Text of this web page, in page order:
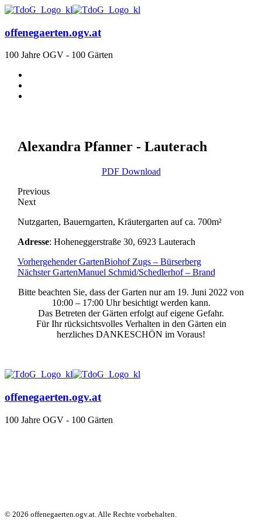
offenegaerten.ogv.at
100 Jahre OGV - 100 Gärten
Alexandra Pfanner - Lauterach
PDF Download
Previous
Next
Nutzgarten, Bauerngarten, Kräutergarten auf ca. 700m²
Adresse: Hoheneggerstraße 30, 6923 Lauterach
Vorhergehender GartenBiohof Zugs – Bürserberg
Nächster GartenManuel Schmid/Schedlerhof – Brand
Bitte beachten Sie, dass der Garten nur am 19. Juni 2022 von
10:00 – 17:00 Uhr besichtigt werden kann.
Das Betreten der Gärten erfolgt auf eigene Gefahr.
Für Ihr rücksichtsvolles Verhalten in den Gärten ein
herzliches DANKESCHÖN im Voraus!
offenegaerten.ogv.at
100 Jahre OGV - 100 Gärten
© 2026 offenegaerten.ogv.at. Alle Rechte vorbehalten.